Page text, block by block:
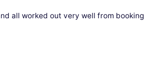
all worked out very well from booking